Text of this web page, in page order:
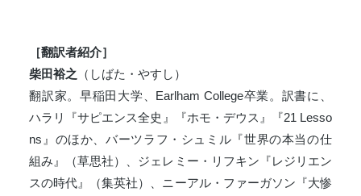
［翻訳者紹介］
柴田裕之 （しばた・やすし）
翻訳家。早稲田大学、Earlham College卒業。訳書に、
ハラリ『サピエンス全史』『ホモ・デウス』『21 Lesso
ns』のほか、バーツラフ・シュミル『世界の本当の仕
組み』（草思社）、ジェレミー・リフキン『レジリエン
スの時代』（集英社）、ニーアル・ファーガソン『大惨